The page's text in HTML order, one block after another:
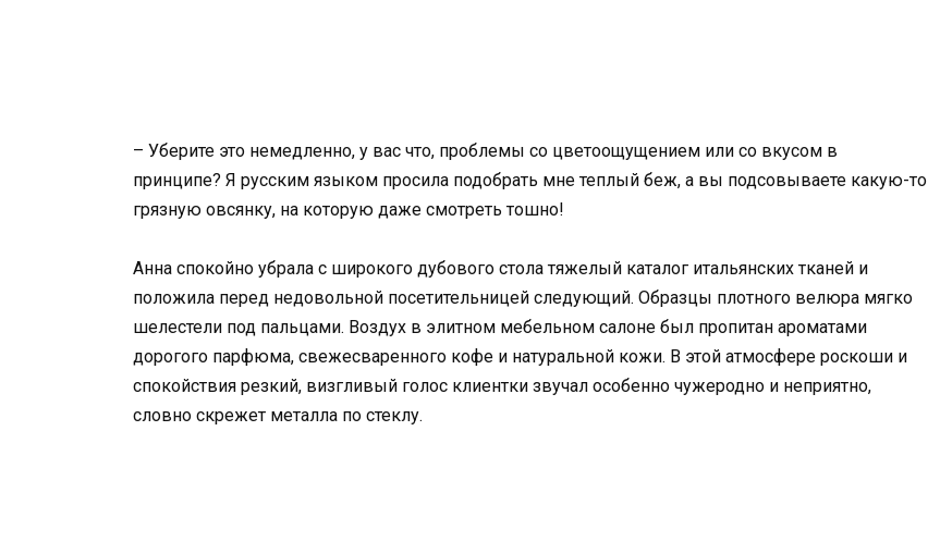
– Уберите это немедленно, у вас что, проблемы со цветоощущением или со вкусом в
принципе? Я русским языком просила подобрать мне теплый беж, а вы подсовываете какую-то
грязную овсянку, на которую даже смотреть тошно!
Анна спокойно убрала с широкого дубового стола тяжелый каталог итальянских тканей и
положила перед недовольной посетительницей следующий. Образцы плотного велюра мягко
шелестели под пальцами. Воздух в элитном мебельном салоне был пропитан ароматами
дорогого парфюма, свежесваренного кофе и натуральной кожи. В этой атмосфере роскоши и
спокойствия резкий, визгливый голос клиентки звучал особенно чужеродно и неприятно,
словно скрежет металла по стеклу.